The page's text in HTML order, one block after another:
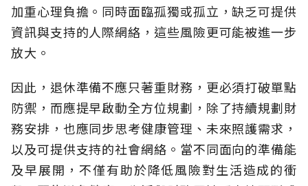
加重心理負擔。同時面臨孤獨或孤立，缺乏可提供
資訊與支持的人際網絡，這些風險更可能被進一步
放大。
因此，退休準備不應只著重財務，更必須打破單點
防禦，而應提早啟動全方位規劃，除了持續規劃財
務安排，也應同步思考健康管理、未來照護需求，
以及可提供支持的社會網絡。當不同面向的準備能
及早展開，不僅有助於降低風險對生活造成的衝